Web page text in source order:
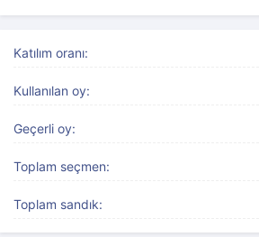
Katılım oranı:
Kullanılan oy:
Geçerli oy:
Toplam seçmen:
Toplam sandık: